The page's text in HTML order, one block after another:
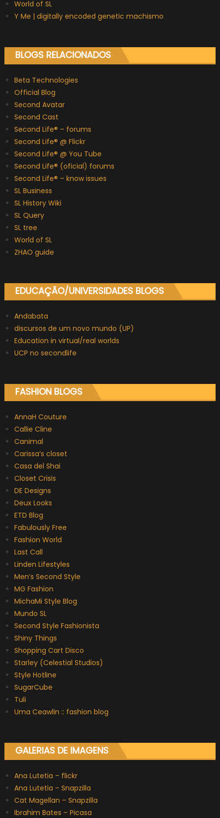
World of SL
Y Me | digitally encoded genetic machismo
BLOGS RELACIONADOS
Beta Technologies
Official Blog
Second Avatar
Second Cast
Second Life® – forums
Second Life® @ Flickr
Second Life® @ You Tube
Second Life® (oficial) forums
Second Life® – know issues
SL Business
SL History Wiki
SL Query
SL tree
World of SL
ZHAO guide
EDUCAÇÃO/UNIVERSIDADES BLOGS
Andabata
discursos de um novo mundo (UP)
Education in virtual/real worlds
UCP no secondlife
FASHION BLOGS
AnnaH Couture
Callie Cline
Canimal
Carissa’s closet
Casa del Shai
Closet Crisis
DE Designs
Deux Looks
ETD Blog
Fabulously Free
Fashion World
Last Call
Linden Lifestyles
Men’s Second Style
MG Fashion
MichaMi Style Blog
Mundo SL
Second Style Fashionista
Shiny Things
Shopping Cart Disco
Starley (Celestial Studios)
Style Hotline
SugarCube
Tuli
Uma Ceawlin :: fashion blog
GALERIAS DE IMAGENS
Ana Lutetia – flickr
Ana Lutetia – Snapzilla
Cat Magellan – Snapzilla
Ibrahim Bates – Picasa